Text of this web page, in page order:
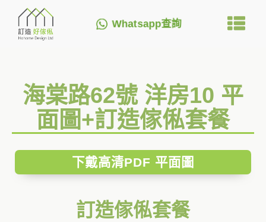
Whatsapp查詢
海棠路62號 洋房10 平
面圖+訂造傢俬套餐
下戴高清PDF 平面圖
訂造傢俬套餐